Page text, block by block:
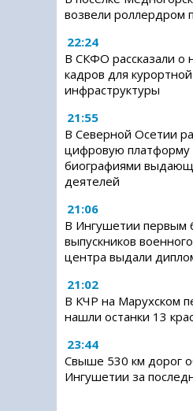
возвели роллердром
22:24
В СКФО рассказали о
кадров для курортной
инфраструктуры
21:55
В Северной Осетии
цифровую платформу
биографиями
деятелей
21:06
В Ингушетии первым
выпускников
центра выдали
21:02
В КЧР на Марухском
нашли останки 13
23:44
Свыше 530 км дорог
Ингушетии за